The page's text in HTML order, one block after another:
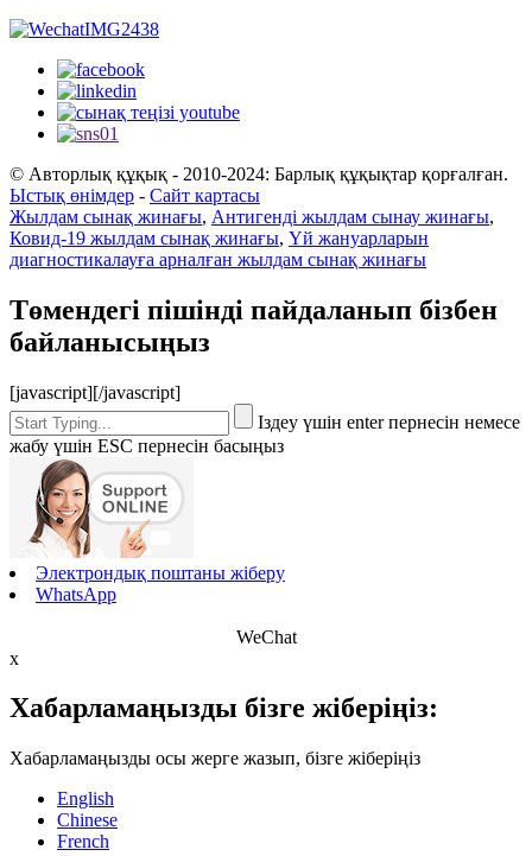
© Авторлық құқық - 2010-2024: Барлық құқықтар қорғалған.
Ыстық өнімдер - Сайт картасы
Жылдам сынақ жинағы, Антигенді жылдам сынау жинағы,
Ковид-19 жылдам сынақ жинағы, Үй жануарларын
диагностикалауға арналған жылдам сынақ жинағы
Төмендегі пішінді пайдаланып бізбен
байланысыңыз
[javascript][/javascript]
Іздеу үшін enter пернесін немесе
жабу үшін ESC пернесін басыңыз
Электрондық поштаны жіберу
WhatsApp
WeChat
x
Хабарламаңызды бізге жіберіңіз:
Хабарламаңызды осы жерге жазып, бізге жіберіңіз
English
Chinese
French